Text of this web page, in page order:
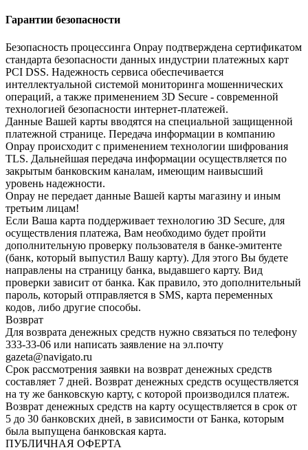
Гарантии безопасности
Безопасность процессинга Onpay подтверждена сертификатом
стандарта безопасности данных индустрии платежных карт
PCI DSS. Надежность сервиса обеспечивается
интеллектуальной системой мониторинга мошеннических
операций, а также применением 3D Secure - современной
технологией безопасности интернет-платежей.
Данные Вашей карты вводятся на специальной защищенной
платежной странице. Передача информации в компанию
Onpay происходит с применением технологии шифрования
TLS. Дальнейшая передача информации осуществляется по
закрытым банковским каналам, имеющим наивысший
уровень надежности.
Onpay не передает данные Вашей карты магазину и иным
третьим лицам!
Если Ваша карта поддерживает технологию 3D Secure, для
осуществления платежа, Вам необходимо будет пройти
дополнительную проверку пользователя в банке-эмитенте
(банк, который выпустил Вашу карту). Для этого Вы будете
направлены на страницу банка, выдавшего карту. Вид
проверки зависит от банка. Как правило, это дополнительный
пароль, который отправляется в SMS, карта переменных
кодов, либо другие способы.
Возврат
Для возврата денежных средств нужно связаться по телефону
333-33-06 или написать заявление на эл.почту
gazeta@navigato.ru
Срок рассмотрения заявки на возврат денежных средств
составляет 7 дней. Возврат денежных средств осуществляется
на ту же банковскую карту, с которой производился платеж.
Возврат денежных средств на карту осуществляется в срок от
5 до 30 банковских дней, в зависимости от Банка, которым
была выпущена банковская карта.
ПУБЛИЧНАЯ ОФЕРТА